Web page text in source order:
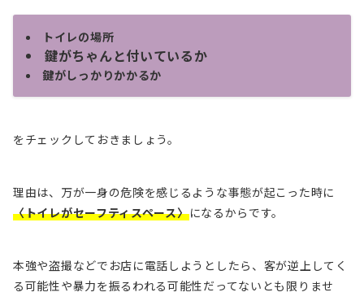
トイレの場所
鍵がちゃんと付いているか
鍵がしっかりかかるか
をチェックしておきましょう。
理由は、万が一身の危険を感じるような事態が起こった時に
〈トイレがセーフティスペース〉になるからです。
本強や盗撮などでお店に電話しようとしたら、 客が逆上してく
る可能性や暴力を振るわれる可能性だってないとも限りませ